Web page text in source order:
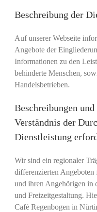
Beschreibung der
Auf unserer Webseite
Angebote der
Informationen zu den
behinderte Menschen,
Handelsbetrieben.
Beschreibungen
Verständnis der
Dienstleistung
Wir sind ein regionaler
differenzierten
und ihren Angehörigen in
und Freizeitgestaltung.
Café Regenbogen in